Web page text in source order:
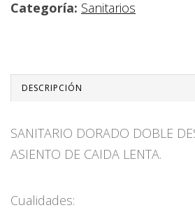
Categoría: Sanitarios
DESCRIPCIÓN
SANITARIO DORADO DOBLE
ASIENTO DE CAIDA LENTA.
Cualidades: